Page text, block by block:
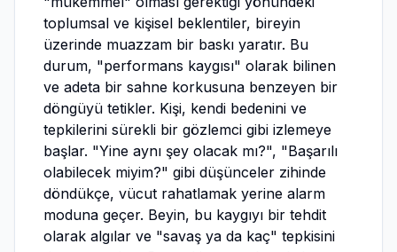
toplumsal ve kişisel beklentiler, bireyin
üzerinde muazzam bir baskı yaratır. Bu
durum, "performans kaygısı" olarak bilinen
ve adeta bir sahne korkusuna benzeyen bir
döngüyü tetikler. Kişi, kendi bedenini ve
tepkilerini sürekli bir gözlemci gibi izlemeye
başlar. "Yine aynı şey olacak mı?", "Başarılı
olabilecek miyim?" gibi düşünceler zihinde
döndükçe, vücut rahatlamak yerine alarm
moduna geçer. Beyin, bu kaygıyı bir tehdit
olarak algılar ve "savaş ya da kaç" tepkisini